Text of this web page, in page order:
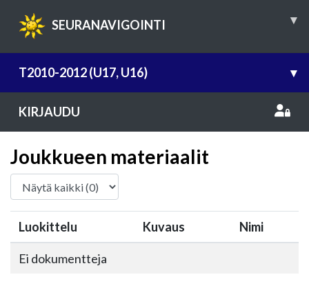
SEURANAVIGOINTI ▾
T2010-2012 (U17, U16) ▾
KIRJAUDU
Joukkueen materiaalit
Luokittelu Kuvaus Nimi
Ei dokumentteja